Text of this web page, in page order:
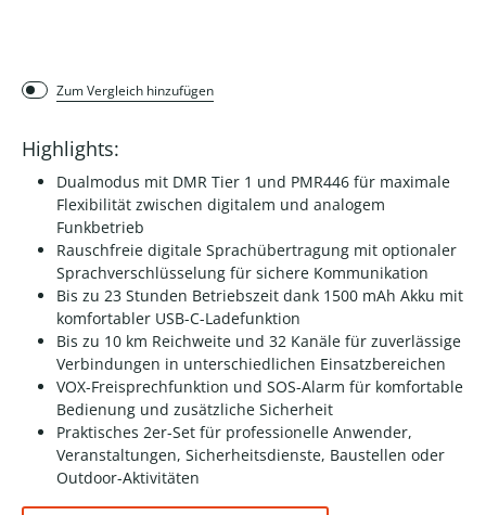
Zum Vergleich hinzufügen
Highlights:
Dualmodus mit DMR Tier 1 und PMR446 für maximale
Flexibilität zwischen digitalem und analogem
Funkbetrieb
Rauschfreie digitale Sprachübertragung mit optionaler
Sprachverschlüsselung für sichere Kommunikation
Bis zu 23 Stunden Betriebszeit dank 1500 mAh Akku mit
komfortabler USB-C-Ladefunktion
Bis zu 10 km Reichweite und 32 Kanäle für zuverlässige
Verbindungen in unterschiedlichen Einsatzbereichen
VOX-Freisprechfunktion und SOS-Alarm für komfortable
Bedienung und zusätzliche Sicherheit
Praktisches 2er-Set für professionelle Anwender,
Veranstaltungen, Sicherheitsdienste, Baustellen oder
Outdoor-Aktivitäten